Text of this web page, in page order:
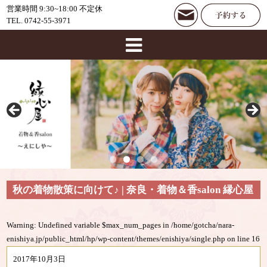
営業時間 9:30~18:00 不定休
TEL. 0742-55-3971
秋の着物散策に向けて♪ | 奈良・着物＆香salon 縁心屋
Warning: Undefined variable $max_num_pages in/home/gotcha/nara-
enishiya.jp/public_html/hp/wp-content/themes/enishiya/single.php on line 16
2017年10月3日